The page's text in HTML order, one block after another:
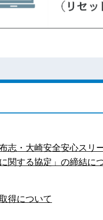
志・大崎安全安心スリ
関する協定」の締結に
得について